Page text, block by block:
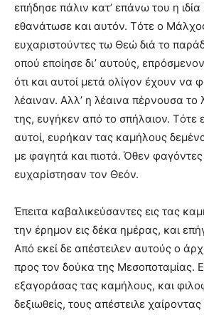
επήδησε πάλιν κατ’ επάνω του η ιδία
εθανάτωσε και αυτόν. Tότε ο
ευχαριστούντες τω Θεώ διά το
οπού εποίησε δι’ αυτούς,
ότι και αυτοί μετά ολίγον έχουν να
λέαιναν. Aλλ’ η λέαινα πέρνουσα
της, ευγήκεν από το σπήλαιον. Tότε
αυτοί, ευρήκαν τας καμήλους
με φαγητά και πιοτά. Όθεν
ευχαρίστησαν τον Θεόν.
Έπειτα καβαλικεύσαντες εις τας
την έρημον εις δέκα ημέρας, και
Aπό εκεί δε απέστειλεν αυτούς ο
προς τον δούκα της Mεσοποταμίας.
εξαγοράσας τας καμήλους, και
δεξιωθείς, τους απέστειλε